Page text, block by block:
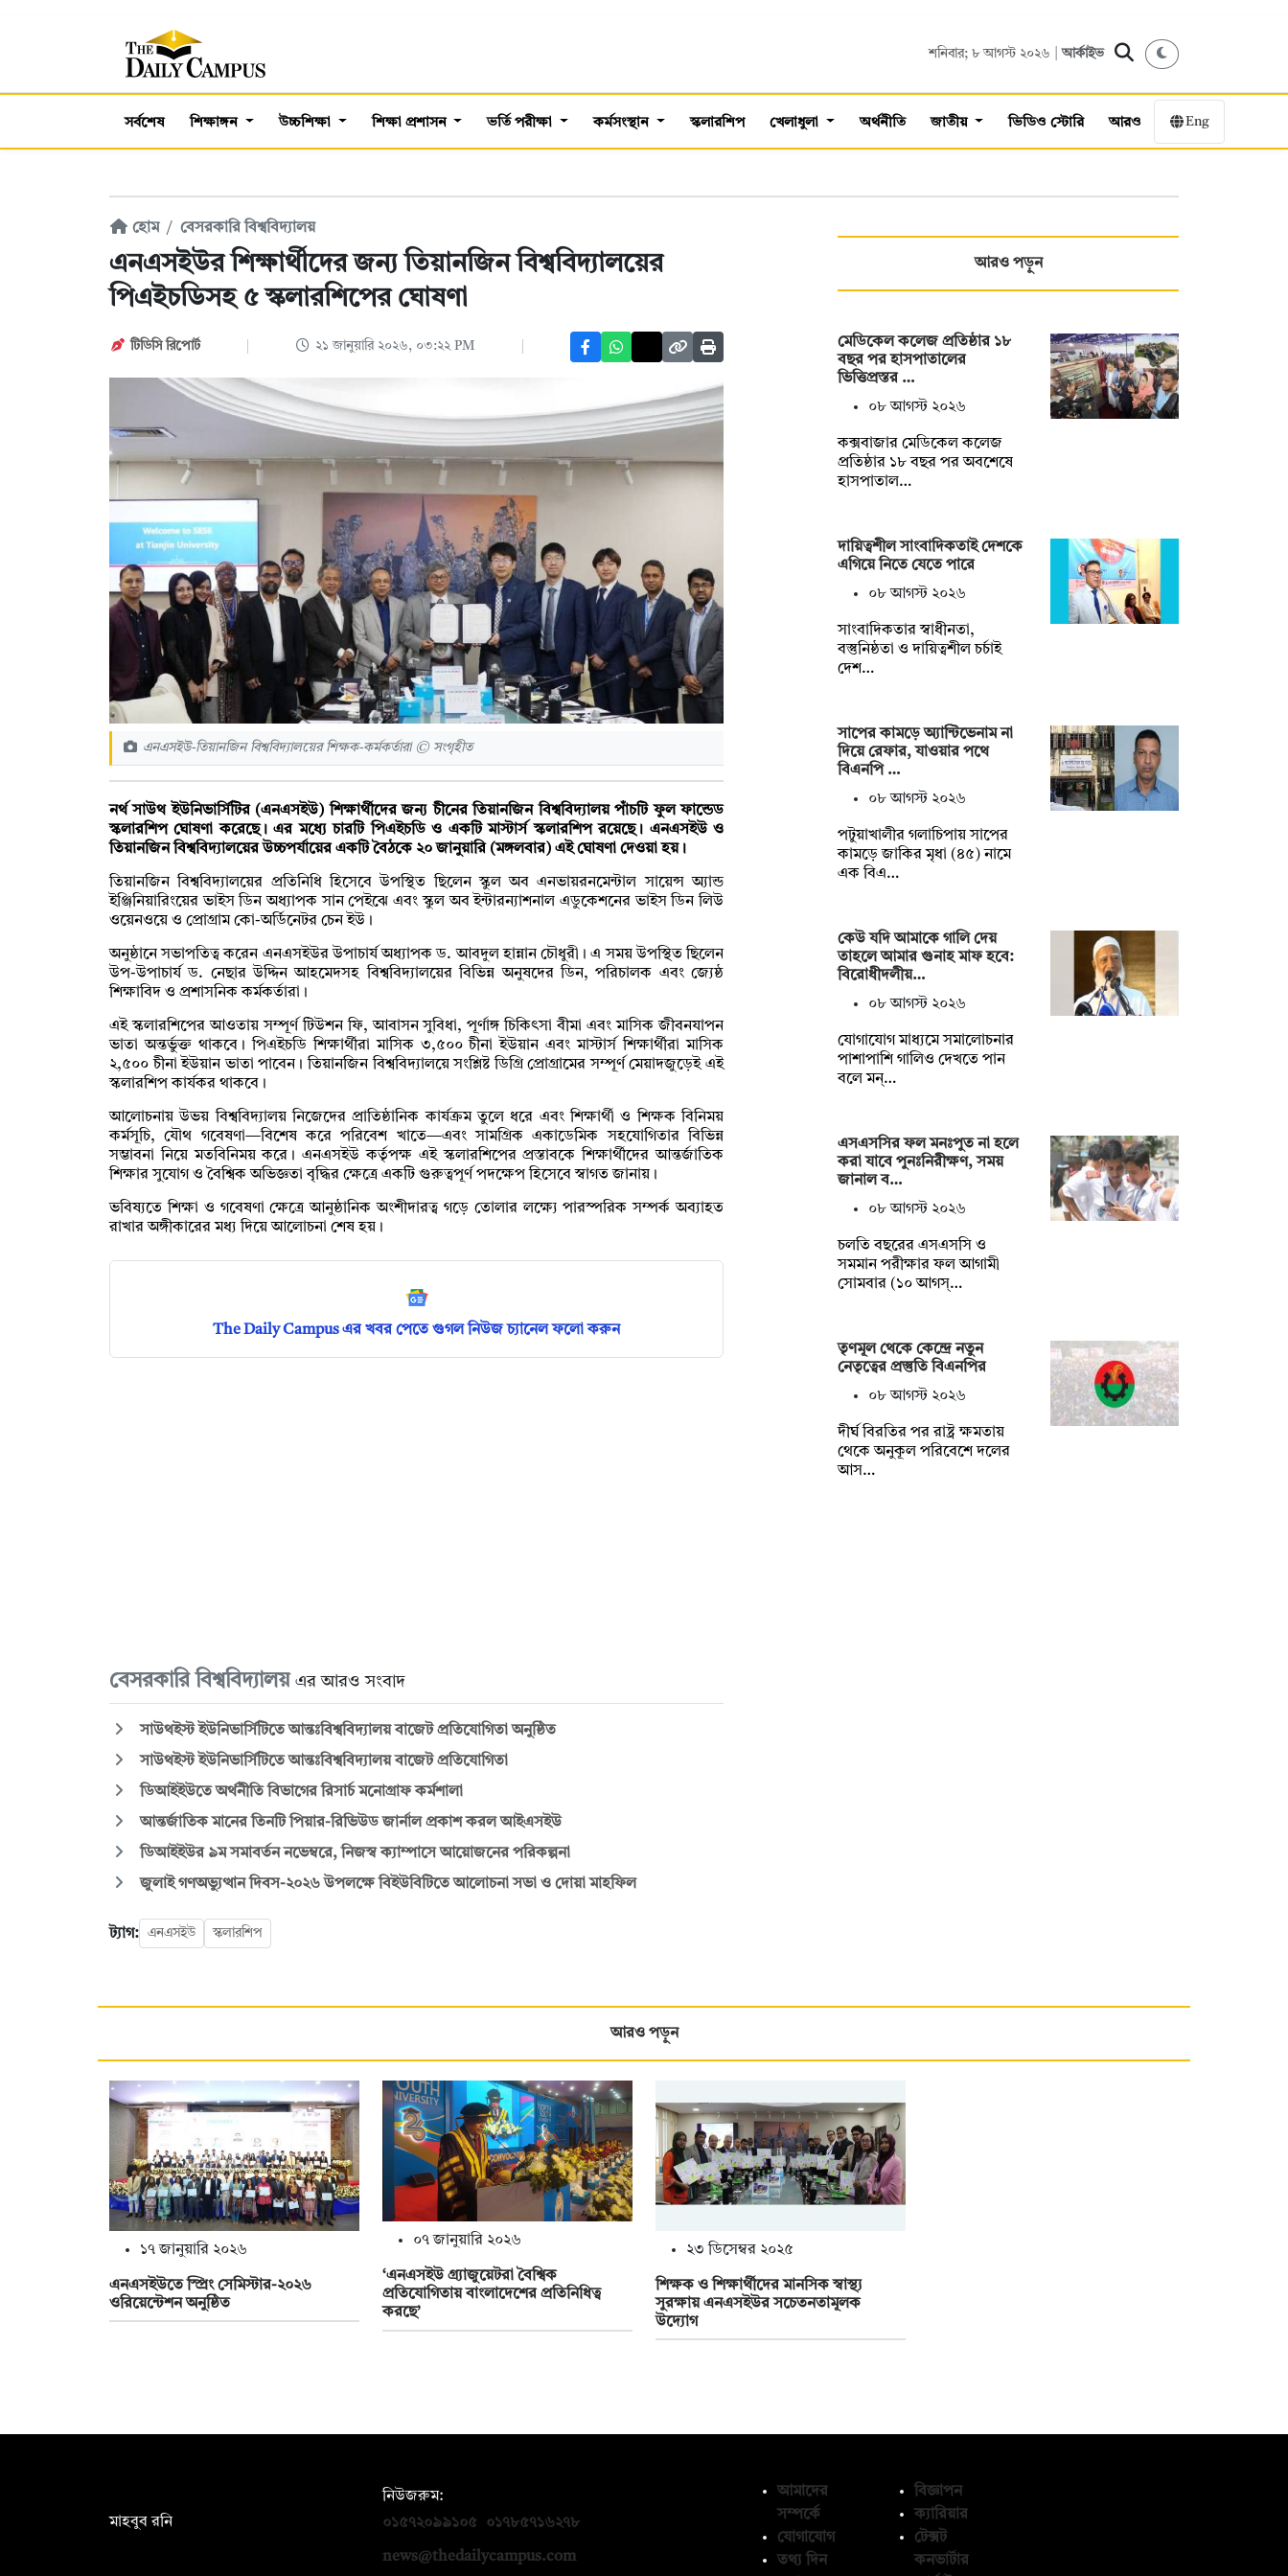
শনিবার; ৮ আগস্ট ২০২৬ |আর্কাইভ
সর্বশেষ শিক্ষাঙ্গন উচ্চশিক্ষা শিক্ষা প্রশাসন ভর্তি পরীক্ষা কর্মসংস্থান স্কলারশিপ খেলাধুলা অর্থনীতি জাতীয় ভিডিও স্টোরি আরও Eng
হোম বেসরকারি বিশ্ববিদ্যালয়
এনএসইউর শিক্ষার্থীদের জন্য তিয়ানজিন বিশ্ববিদ্যালয়ের
পিএইচডিসহ ৫ স্কলারশিপের ঘোষণা
টিডিসি রিপোর্ট ২১ জানুয়ারি ২০২৬, ০৩:২২ PM
এনএসইউ-তিয়ানজিন বিশ্ববিদ্যালয়ের শিক্ষক-কর্মকর্তারা © সংগৃহীত
নর্থ সাউথ ইউনিভার্সিটির (এনএসইউ) শিক্ষার্থীদের জন্য চীনের তিয়ানজিন বিশ্ববিদ্যালয় পাঁচটি ফুল ফান্ডেড
স্কলারশিপ ঘোষণা করেছে। এর মধ্যে চারটি পিএইচডি ও একটি মাস্টার্স স্কলারশিপ রয়েছে। এনএসইউ ও
তিয়ানজিন বিশ্ববিদ্যালয়ের উচ্চপর্যায়ের একটি বৈঠকে ২০ জানুয়ারি (মঙ্গলবার) এই ঘোষণা দেওয়া হয়।
তিয়ানজিন বিশ্ববিদ্যালয়ের প্রতিনিধি হিসেবে উপস্থিত ছিলেন স্কুল অব এনভায়রনমেন্টাল সায়েন্স অ্যান্ড
ইঞ্জিনিয়ারিংয়ের ভাইস ডিন অধ্যাপক সান পেইঝে এবং স্কুল অব ইন্টারন্যাশনাল এডুকেশনের ভাইস ডিন লিউ
ওয়েনওয়ে ও প্রোগ্রাম কো-অর্ডিনেটর চেন ইউ।
অনুষ্ঠানে সভাপতিত্ব করেন এনএসইউর উপাচার্য অধ্যাপক ড. আবদুল হান্নান চৌধুরী। এ সময় উপস্থিত ছিলেন
উপ-উপাচার্য ড. নেছার উদ্দিন আহমেদসহ বিশ্ববিদ্যালয়ের বিভিন্ন অনুষদের ডিন, পরিচালক এবং জ্যেষ্ঠ
শিক্ষাবিদ ও প্রশাসনিক কর্মকর্তারা।
এই স্কলারশিপের আওতায় সম্পূর্ণ টিউশন ফি, আবাসন সুবিধা, পূর্ণাঙ্গ চিকিৎসা বীমা এবং মাসিক জীবনযাপন
ভাতা অন্তর্ভুক্ত থাকবে। পিএইচডি শিক্ষার্থীরা মাসিক ৩,৫০০ চীনা ইউয়ান এবং মাস্টার্স শিক্ষার্থীরা মাসিক
২,৫০০ চীনা ইউয়ান ভাতা পাবেন। তিয়ানজিন বিশ্ববিদ্যালয়ে সংশ্লিষ্ট ডিগ্রি প্রোগ্রামের সম্পূর্ণ মেয়াদজুড়েই এই
স্কলারশিপ কার্যকর থাকবে।
আলোচনায় উভয় বিশ্ববিদ্যালয় নিজেদের প্রাতিষ্ঠানিক কার্যক্রম তুলে ধরে এবং শিক্ষার্থী ও শিক্ষক বিনিময়
কর্মসূচি, যৌথ গবেষণা—বিশেষ করে পরিবেশ খাতে—এবং সামগ্রিক একাডেমিক সহযোগিতার বিভিন্ন
সম্ভাবনা নিয়ে মতবিনিময় করে। এনএসইউ কর্তৃপক্ষ এই স্কলারশিপের প্রস্তাবকে শিক্ষার্থীদের আন্তর্জাতিক
শিক্ষার সুযোগ ও বৈশ্বিক অভিজ্ঞতা বৃদ্ধির ক্ষেত্রে একটি গুরুত্বপূর্ণ পদক্ষেপ হিসেবে স্বাগত জানায়।
ভবিষ্যতে শিক্ষা ও গবেষণা ক্ষেত্রে আনুষ্ঠানিক অংশীদারত্ব গড়ে তোলার লক্ষ্যে পারস্পরিক সম্পর্ক অব্যাহত
রাখার অঙ্গীকারের মধ্য দিয়ে আলোচনা শেষ হয়।
The Daily Campus এর খবর পেতে গুগল নিউজ চ্যানেল ফলো করুন
বেসরকারি বিশ্ববিদ্যালয় এর আরও সংবাদ
সাউথইস্ট ইউনিভার্সিটিতে আন্তঃবিশ্ববিদ্যালয় বাজেট প্রতিযোগিতা অনুষ্ঠিত
সাউথইস্ট ইউনিভার্সিটিতে আন্তঃবিশ্ববিদ্যালয় বাজেট প্রতিযোগিতা
ডিআইইউতে অর্থনীতি বিভাগের রিসার্চ মনোগ্রাফ কর্মশালা
আন্তর্জাতিক মানের তিনটি পিয়ার-রিভিউড জার্নাল প্রকাশ করল আইএসইউ
ডিআইইউর ৯ম সমাবর্তন নভেম্বরে, নিজস্ব ক্যাম্পাসে আয়োজনের পরিকল্পনা
জুলাই গণঅভ্যুত্থান দিবস-২০২৬ উপলক্ষে বিইউবিটিতে আলোচনা সভা ও দোয়া মাহফিল
ট্যাগ: এনএসইউ স্কলারশিপ
আরও পড়ুন
মেডিকেল কলেজ প্রতিষ্ঠার ১৮
বছর পর হাসপাতালের
ভিত্তিপ্রস্তর …
০৮ আগস্ট ২০২৬
কক্সবাজার মেডিকেল কলেজ
প্রতিষ্ঠার ১৮ বছর পর অবশেষে
হাসপাতাল…
দায়িত্বশীল সাংবাদিকতাই দেশকে
এগিয়ে নিতে যেতে পারে
০৮ আগস্ট ২০২৬
সাংবাদিকতার স্বাধীনতা,
বস্তুনিষ্ঠতা ও দায়িত্বশীল চর্চাই
দেশ…
সাপের কামড়ে অ্যান্টিভেনাম না
দিয়ে রেফার, যাওয়ার পথে
বিএনপি …
০৮ আগস্ট ২০২৬
পটুয়াখালীর গলাচিপায় সাপের
কামড়ে জাকির মৃধা (৪৫) নামে
এক বিএ…
কেউ যদি আমাকে গালি দেয়
তাহলে আমার গুনাহ মাফ হবে:
বিরোধীদলীয়…
০৮ আগস্ট ২০২৬
যোগাযোগ মাধ্যমে সমালোচনার
পাশাপাশি গালিও দেখতে পান
বলে মন্…
এসএসসির ফল মনঃপুত না হলে
করা যাবে পুনঃনিরীক্ষণ, সময়
জানাল ব…
০৮ আগস্ট ২০২৬
চলতি বছরের এসএসসি ও
সমমান পরীক্ষার ফল আগামী
সোমবার (১০ আগস্…
তৃণমূল থেকে কেন্দ্রে নতুন
নেতৃত্বের প্রস্তুতি বিএনপির
০৮ আগস্ট ২০২৬
দীর্ঘ বিরতির পর রাষ্ট্র ক্ষমতায়
থেকে অনুকূল পরিবেশে দলের
আস…
আরও পড়ুন
১৭ জানুয়ারি ২০২৬
এনএসইউতে স্প্রিং সেমিস্টার-২০২৬
ওরিয়েন্টেশন অনুষ্ঠিত
০৭ জানুয়ারি ২০২৬
‘এনএসইউ গ্র্যাজুয়েটরা বৈশ্বিক
প্রতিযোগিতায় বাংলাদেশের প্রতিনিধিত্ব
করছে’
২৩ ডিসেম্বর ২০২৫
শিক্ষক ও শিক্ষার্থীদের মানসিক স্বাস্থ্য
সুরক্ষায় এনএসইউর সচেতনতামূলক
উদ্যোগ
মাহবুব রনি
নিউজরুম:
০১৫৭২০৯৯১০৫
০১৭৮৫৭১৬২৭৮
news@thedailycampus.com
আমাদের
সম্পর্কে
যোগাযোগ
তথ্য দিন
বিজ্ঞাপন
ক্যারিয়ার
টেক্সট
কনভার্টার